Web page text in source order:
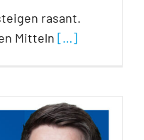
rasant.
Mitteln […]